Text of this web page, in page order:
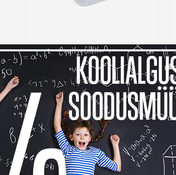
Focus binokkel Junior 6x21,
29,99 € -14%
Tavahind 34,99 €
Lisa võrdlusesse
Laos
-22% -22%